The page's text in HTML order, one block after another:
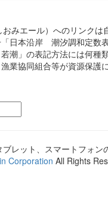
エール）へのリンクは自
日本沿岸 潮汐調和定数
潮」の表記方法には何種
業協同組合等が資源保護
レット、スマートフォン
Corporation All Rights